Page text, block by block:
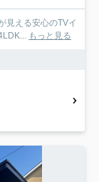
見える安心のTVイ
もっと見る